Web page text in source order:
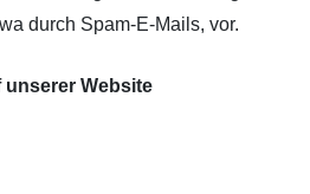
durch Spam-E-Mails, vor.
unserer Website